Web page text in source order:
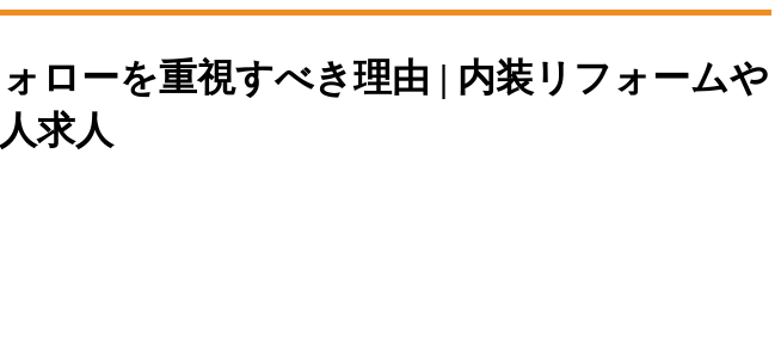
ローを重視すべき理由 | 内装リフォームや
求人